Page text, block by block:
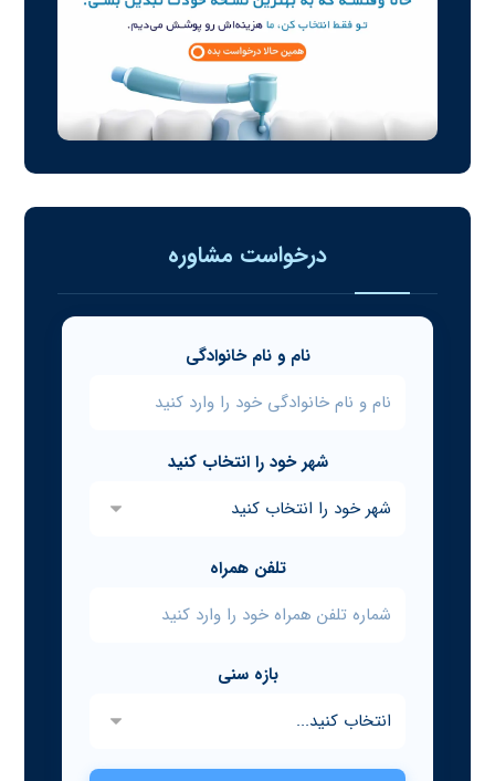
درخواست مشاوره
نام و نام خانوادگی
شهر خود را انتخاب کنید
تلفن همراه
بازه سنی